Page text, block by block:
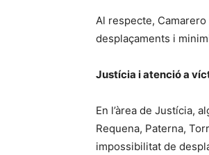
Al respecte,
desplaçaments i
Justícia i atenció a
En l’àrea de Justícia,
Requena, Paterna,
impossibilitat de